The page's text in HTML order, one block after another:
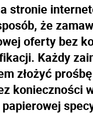
stronie
że
oferty bez
Każdy
złożyć
konieczności